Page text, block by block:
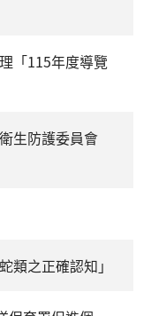
「115年度導覽
生防護委員會
類之正確認知」